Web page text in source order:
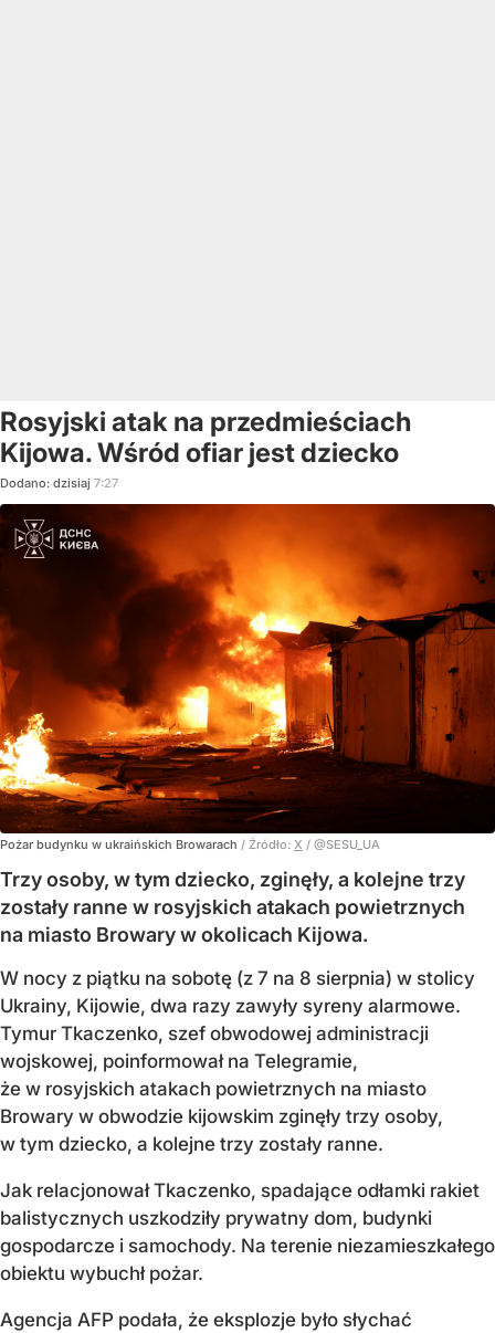
Rosyjski atak na przedmieściach
Kijowa. Wśród ofiar jest dziecko
Dodano: dzisiaj 7:27
Pożar budynku w ukraińskich Browarach / Źródło: X / @SESU_UA
Trzy osoby, w tym dziecko, zginęły, a kolejne trzy
zostały ranne w rosyjskich atakach powietrznych
na miasto Browary w okolicach Kijowa.
W nocy z piątku na sobotę (z 7 na 8 sierpnia) w stolicy
Ukrainy, Kijowie, dwa razy zawyły syreny alarmowe.
Tymur Tkaczenko, szef obwodowej administracji
wojskowej, poinformował na Telegramie,
że w rosyjskich atakach powietrznych na miasto
Browary w obwodzie kijowskim zginęły trzy osoby,
w tym dziecko, a kolejne trzy zostały ranne.
Jak relacjonował Tkaczenko, spadające odłamki rakiet
balistycznych uszkodziły prywatny dom, budynki
gospodarcze i samochody. Na terenie niezamieszkałego
obiektu wybuchł pożar.
Agencja AFP podała, że eksplozje było słychać